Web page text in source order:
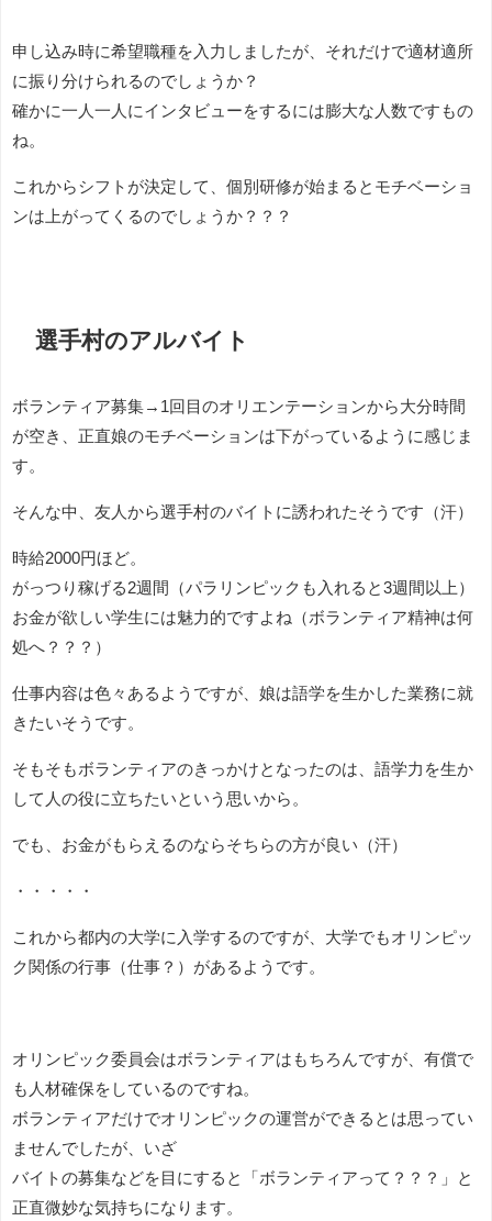
申し込み時に希望職種を入力しましたが、それだけで適材適所
に振り分けられるのでしょうか？
確かに一人一人にインタビューをするには膨大な人数ですもの
ね。
これからシフトが決定して、個別研修が始まるとモチベーショ
ンは上がってくるのでしょうか？？？
選手村のアルバイト
ボランティア募集→1回目のオリエンテーションから大分時間
が空き、正直娘のモチベーションは下がっているように感じま
す。
そんな中、友人から選手村のバイトに誘われたそうです（汗）
時給2000円ほど。
がっつり稼げる2週間（パラリンピックも入れると3週間以上）
お金が欲しい学生には魅力的ですよね（ボランティア精神は何
処へ？？？）
仕事内容は色々あるようですが、娘は語学を生かした業務に就
きたいそうです。
そもそもボランティアのきっかけとなったのは、語学力を生か
して人の役に立ちたいという思いから。
でも、お金がもらえるのならそちらの方が良い（汗）
・・・・・
これから都内の大学に入学するのですが、大学でもオリンピッ
ク関係の行事（仕事？）があるようです。
オリンピック委員会はボランティアはもちろんですが、有償で
も人材確保をしているのですね。
ボランティアだけでオリンピックの運営ができるとは思ってい
ませんでしたが、いざ
バイトの募集などを目にすると「ボランティアって？？？」と
正直微妙な気持ちになります。